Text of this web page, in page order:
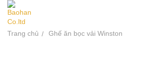
Trang chủ Ghế ăn bọc vải Winston